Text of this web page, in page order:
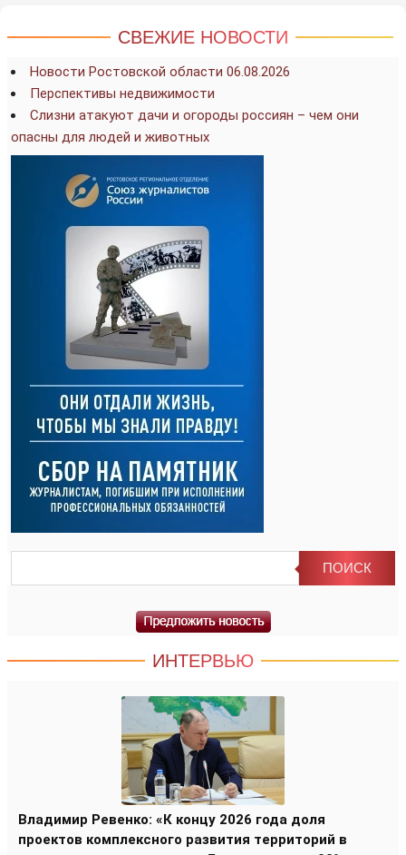
СВЕЖИЕ НОВОСТИ
Новости Ростовской области 06.08.2026
Перспективы недвижимости
Слизни атакуют дачи и огороды россиян – чем они
опасны для людей и животных
ИНТЕРВЬЮ
Владимир Ревенко: «К концу 2026 года доля
проектов комплексного развития территорий в